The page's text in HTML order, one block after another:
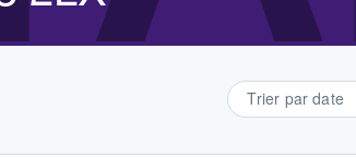
Trier par date